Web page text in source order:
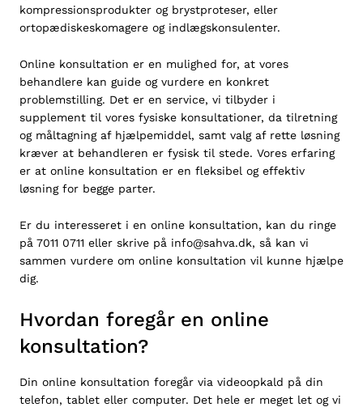
kompressionsprodukter og brystproteser, eller
ortopædiskeskomagere og indlægskonsulenter.
Online konsultation er en mulighed for, at vores
behandlere kan guide og vurdere en konkret
problemstilling. Det er en service, vi tilbyder i
supplement til vores fysiske konsultationer, da tilretning
og måltagning af hjælpemiddel, samt valg af rette løsning
kræver at behandleren er fysisk til stede. Vores erfaring
er at online konsultation er en fleksibel og effektiv
løsning for begge parter.
Er du interesseret i en online konsultation, kan du ringe
på 7011 0711 eller skrive på info@sahva.dk, så kan vi
sammen vurdere om online konsultation vil kunne hjælpe
dig.
Hvordan foregår en online
konsultation?
Din online konsultation foregår via videoopkald på din
telefon, tablet eller computer. Det hele er meget let og vi